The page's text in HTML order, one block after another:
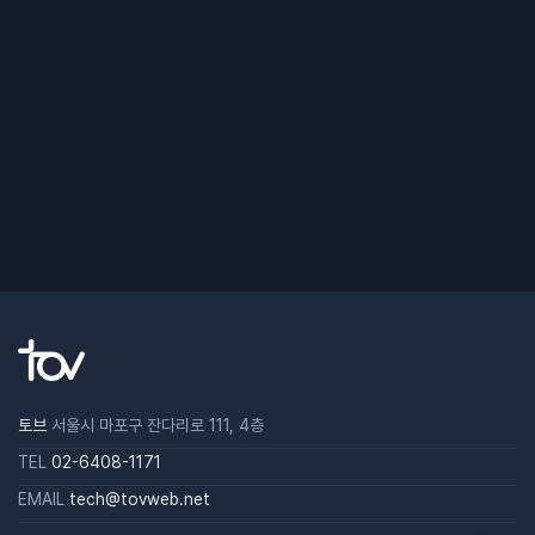
토브 서울시 마포구 잔다리로 111, 4층
TEL 02-6408-1171
EMAIL tech@tovweb.net